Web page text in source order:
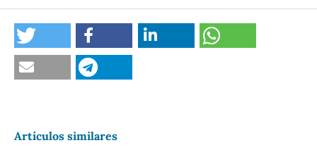
Artículos similares